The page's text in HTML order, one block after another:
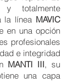
totalmente
la línea MAVIC
en una opción
profesionales
e integridad
MANTI III, su
una capa